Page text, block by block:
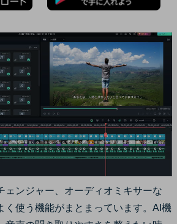
ェンジャー、オーディオミキサーな
く使う機能がまとまっています。AI機